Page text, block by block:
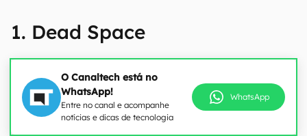
1. Dead Space
O Canaltech está no
WhatsApp!
Entre no canal e acompanhe
notícias e dicas de tecnologia
WhatsApp